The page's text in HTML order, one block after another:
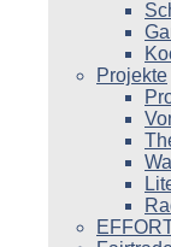
Projekte